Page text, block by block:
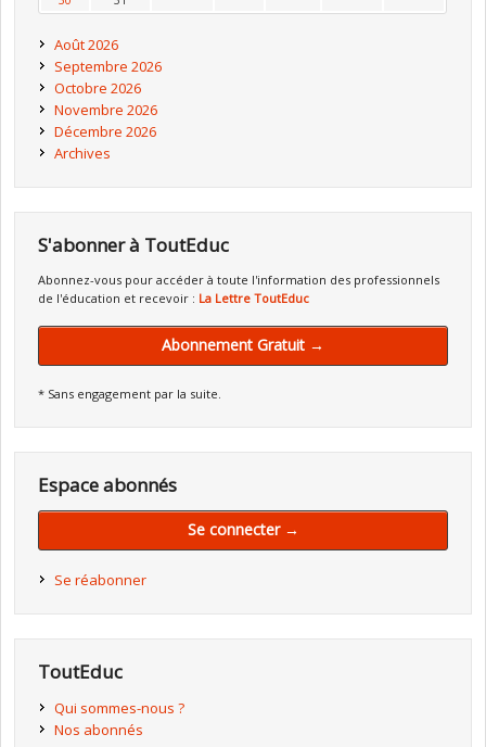
Août 2026
Septembre 2026
Octobre 2026
Novembre 2026
Décembre 2026
Archives
S'abonner à ToutEduc
Abonnez-vous pour accéder à toute l'information des professionnels
de l'éducation et recevoir : La Lettre ToutEduc
Abonnement Gratuit →
* Sans engagement par la suite.
Espace abonnés
Se connecter →
Se réabonner
ToutEduc
Qui sommes-nous ?
Nos abonnés